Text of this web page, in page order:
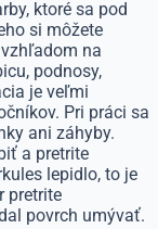
ktoré sa pod
si môžete
na
podnosy,
je veľmi
Pri práci sa
ani záhyby.
a pretrite
lepidlo, to je
pretrite
povrch umývať.